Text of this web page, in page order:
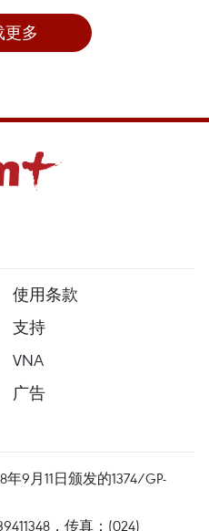
更多
使用条款
支持
VNA
广告
9月11日颁发的1374/GP-
，传真：(024)